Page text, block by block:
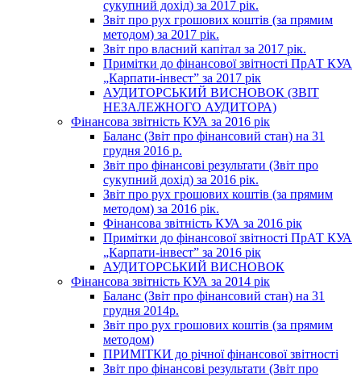
сукупний дохід) за 2017 рік.
Звіт про рух грошових коштів (за прямим
методом) за 2017 рік.
Звіт про власний капітал за 2017 рік.
Примітки до фінансової звітності ПрАТ КУА
„Карпати-інвест” за 2017 рік
АУДИТОРСЬКИЙ ВИСНОВОК (ЗВІТ
НЕЗАЛЕЖНОГО АУДИТОРА)
Фінансова звітність КУА за 2016 рік
Баланс (Звіт про фінансовий стан) на 31
грудня 2016 р.
Звіт про фінансові результати (Звіт про
сукупний дохід) за 2016 рік.
Звіт про рух грошових коштів (за прямим
методом) за 2016 рік.
Фінансова звітність КУА за 2016 рік
Примітки до фінансової звітності ПрАТ КУА
„Карпати-інвест” за 2016 рік
АУДИТОРСЬКИЙ ВИСНОВОК
Фінансова звітність КУА за 2014 рік
Баланс (Звіт про фінансовий стан) на 31
грудня 2014р.
Звіт про рух грошових коштів (за прямим
методом)
ПРИМІТКИ до річної фінансової звітності
Звіт про фінансові результати (Звіт про